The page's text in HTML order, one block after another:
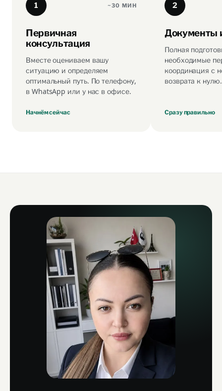
1 ~30 МИН
Первичная
консультация
Вместе оцениваем вашу
ситуацию и определяем
оптимальный путь. По телефону,
в WhatsApp или у нас в офисе.
Начнём сейчас
2
Документы
Полная
необходимые
координация с
возврата к нулю.
Сразу правильно